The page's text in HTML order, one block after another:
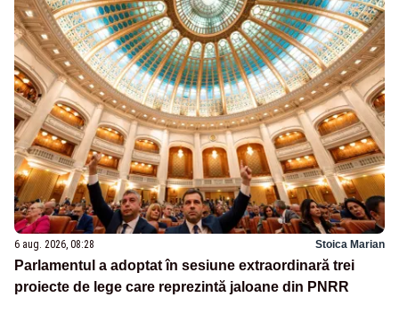
6 aug. 2026, 08:28 Stoica Marian
Parlamentul a adoptat în sesiune extraordinară trei
proiecte de lege care reprezintă jaloane din PNRR